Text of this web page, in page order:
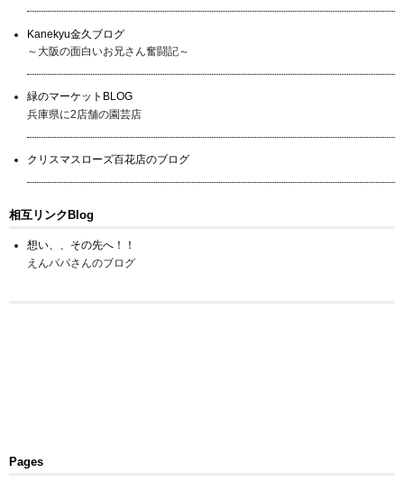
Kanekyu金久ブログ
～大阪の面白いお兄さん奮闘記～
緑のマーケットBLOG
兵庫県に2店舗の園芸店
クリスマスローズ百花店のブログ
相互リンクBlog
想い、、その先へ！！
えんパパさんのブログ
Pages